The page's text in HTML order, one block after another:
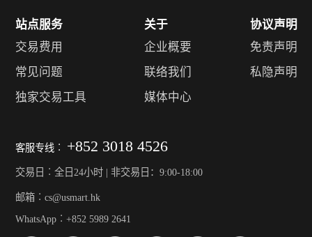
站点服务
交易费用
常见问题
独家交易工具
关于
企业概要
联络我们
媒体中心
协议声明
免责声明
私隐声明
客服专线︰ +852 3018 4526
交易日︰全日24小时 | 非交易日：9:00-18:00
邮箱︰cs@usmart.hk
WhatsApp︰+852 5989 2641